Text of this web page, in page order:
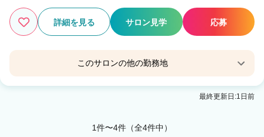
詳細を見る サロン見学 応募
このサロンの他の勤務地
freedom 浦安店（岡山県）
最終更新日:1日前
1件〜4件（全4件中）